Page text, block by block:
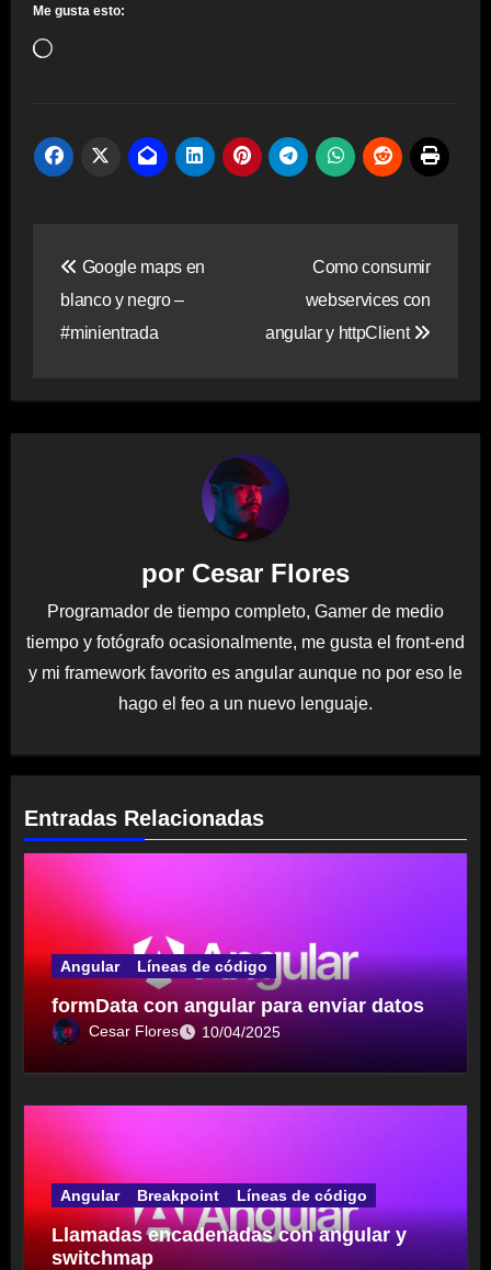
Me gusta esto:
Cargando...
de
entradas
Google maps en
blanco y negro –
#minientrada
Como consumir
webservices con
angular y httpClient
por Cesar Flores
Programador de tiempo completo, Gamer de medio
tiempo y fotógrafo ocasionalmente, me gusta el front-end
y mi framework favorito es angular aunque no por eso le
hago el feo a un nuevo lenguaje.
Entradas Relacionadas
Angular Líneas de código
formData con angular para enviar datos
Cesar Flores 10/04/2025
Angular Breakpoint Líneas de código
Llamadas encadenadas con angular y
switchmap